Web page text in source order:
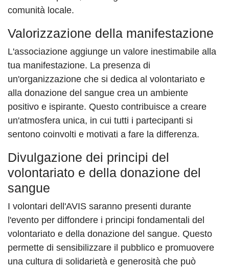
comunità locale.
Valorizzazione della manifestazione
L'associazione aggiunge un valore inestimabile alla
tua manifestazione. La presenza di
un'organizzazione che si dedica al volontariato e
alla donazione del sangue crea un ambiente
positivo e ispirante. Questo contribuisce a creare
un'atmosfera unica, in cui tutti i partecipanti si
sentono coinvolti e motivati a fare la differenza.
Divulgazione dei principi del
volontariato e della donazione del
sangue
I volontari dell'AVIS saranno presenti durante
l'evento per diffondere i principi fondamentali del
volontariato e della donazione del sangue. Questo
permette di sensibilizzare il pubblico e promuovere
una cultura di solidarietà e generosità che può